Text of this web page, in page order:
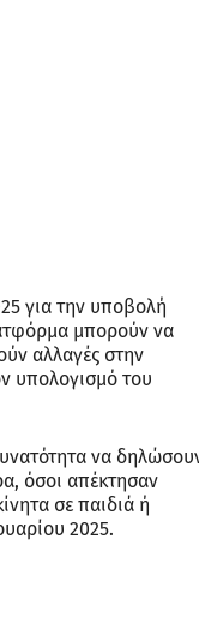
για την υποβολή
μπορούν να
αλλαγές στην
υπολογισμό του
να
όσοι απέκτησαν
σε παιδιά ή
2025.